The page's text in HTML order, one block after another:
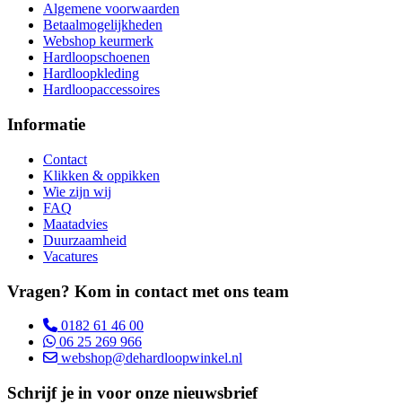
Algemene voorwaarden
Betaalmogelijkheden
Webshop keurmerk
Hardloopschoenen
Hardloopkleding
Hardloopaccessoires
Informatie
Contact
Klikken & oppikken
Wie zijn wij
FAQ
Maatadvies
Duurzaamheid
Vacatures
Vragen? Kom in contact met ons team
0182 61 46 00
06 25 269 966
webshop@dehardloopwinkel.nl
Schrijf je in voor onze nieuwsbrief